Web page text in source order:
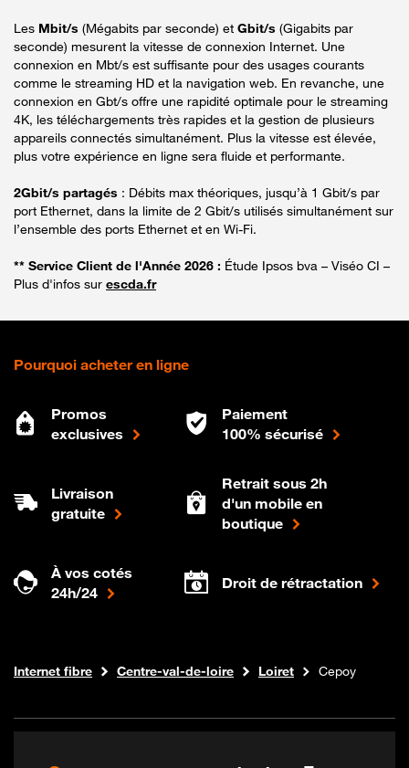
Les Mbit/s (Mégabits par seconde) et Gbit/s (Gigabits par
seconde) mesurent la vitesse de connexion Internet. Une
connexion en Mbt/s est suffisante pour des usages courants
comme le streaming HD et la navigation web. En revanche, une
connexion en Gbt/s offre une rapidité optimale pour le streaming
4K, les téléchargements très rapides et la gestion de plusieurs
appareils connectés simultanément. Plus la vitesse est élevée,
plus votre expérience en ligne sera fluide et performante.
2Gbit/s partagés : Débits max théoriques, jusqu’à 1 Gbit/s par
port Ethernet, dans la limite de 2 Gbit/s utilisés simultanément sur
l’ensemble des ports Ethernet et en Wi-Fi.
** Service Client de l'Année 2026 : Étude Ipsos bva – Viséo CI –
Plus d'infos sur escda.fr
Pourquoi acheter en ligne
Promos
exclusives
Paiement
100% sécurisé
Livraison
gratuite
Retrait sous 2h
d'un mobile en
boutique
À vos cotés
24h/24
Droit de rétractation
Boutique Orange
Internet fibre Centre-val-de-loire Loiret Cepoy